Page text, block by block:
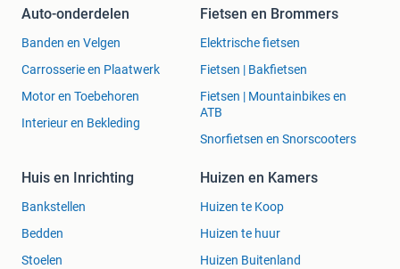
Auto-onderdelen
Banden en Velgen
Carrosserie en Plaatwerk
Motor en Toebehoren
Interieur en Bekleding
Fietsen en Brommers
Elektrische fietsen
Fietsen | Bakfietsen
Fietsen | Mountainbikes en
ATB
Snorfietsen en Snorscooters
Huis en Inrichting
Bankstellen
Bedden
Stoelen
Huizen en Kamers
Huizen te Koop
Huizen te huur
Huizen Buitenland